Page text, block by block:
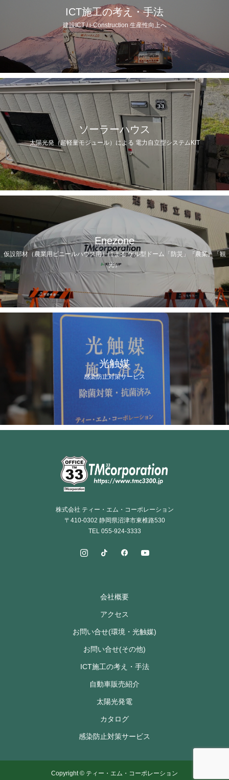
ICT施工の考え・手法
建設ICT / i-Construction 生産性向上へ
ソーラーハウス
太陽光発（超軽量モジュール）による 電力自立型システムKIT
Enezone
仮設部材（農業用ビニールハウス用）による ゲル型ドーム「防災」『農業』「観
光』
光触媒
感染防止対策サービス
株式会社 ティー・エム・コーポレーション
〒410-0302 静岡県沼津市東椎路530
TEL 055-924-3333
会社概要
アクセス
お問い合せ(環境・光触媒)
お問い合せ(その他)
ICT施工の考え・手法
自動車販売紹介
太陽光発電
カタログ
感染防止対策サービス
Copyright © ティー・エム・コーポレーション